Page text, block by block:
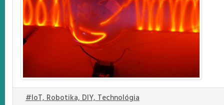
#IoT, Robotika, DIY, Technológia